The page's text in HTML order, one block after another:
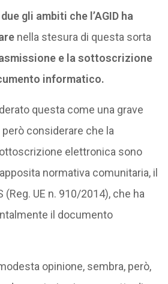
due gli ambiti che l’AGID ha
nella stesura di questa sorta
e la sottoscrizione
informatico.
questa come una grave
considerare che la
elettronica sono
normativa comunitaria, il
(Reg. UE n. 910/2014), che ha
il documento
opinione, sembra, però,